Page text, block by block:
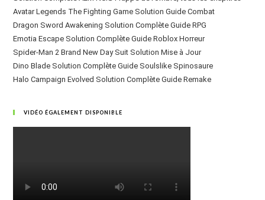
Avatar Legends The Fighting Game Solution Guide Combat
Dragon Sword Awakening Solution Complète Guide RPG
Emotia Escape Solution Complète Guide Roblox Horreur
Spider-Man 2 Brand New Day Suit Solution Mise à Jour
Dino Blade Solution Complète Guide Soulslike Spinosaure
Halo Campaign Evolved Solution Complète Guide Remake
VIDÉO ÉGALEMENT DISPONIBLE